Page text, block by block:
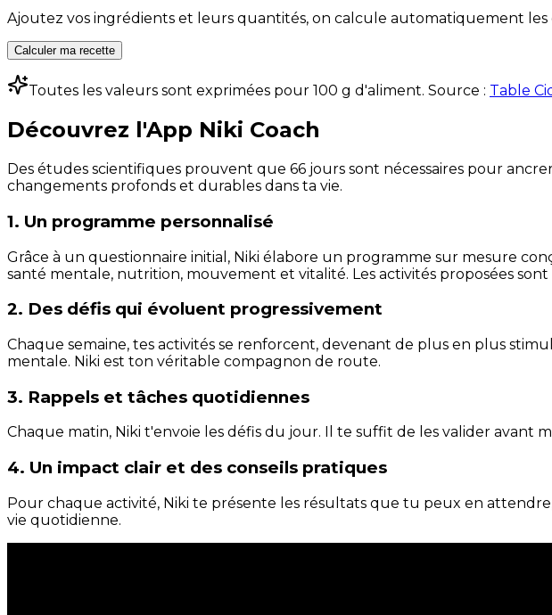
Ajoutez vos ingrédients et leurs quantités, on calcule automatiquement
Calculer ma recette
Toutes les valeurs sont exprimées pour 100 g d'aliment. Source : Table
Découvrez l'App Niki Coach
Des études scientifiques prouvent que 66 jours sont nécessaires pour
changements profonds et durables dans ta vie.
1. Un programme personnalisé
Grâce à un questionnaire initial, Niki élabore un programme sur mesure
santé mentale, nutrition, mouvement et vitalité. Les activités proposées
2. Des défis qui évoluent progressivement
Chaque semaine, tes activités se renforcent, devenant de plus en plus
mentale. Niki est ton véritable compagnon de route.
3. Rappels et tâches quotidiennes
Chaque matin, Niki t'envoie les défis du jour. Il te suffit de les valider avant
4. Un impact clair et des conseils pratiques
Pour chaque activité, Niki te présente les résultats que tu peux en
vie quotidienne.